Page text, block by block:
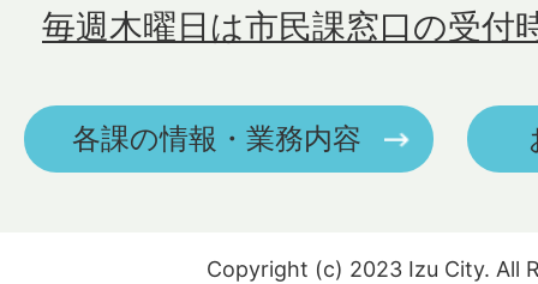
毎週木曜日は市民課窓口の受付
各課の情報・業務内容
Copyright (c) 2023 Izu City. All